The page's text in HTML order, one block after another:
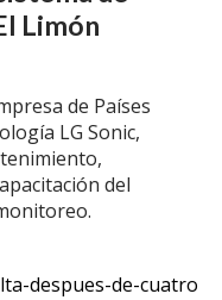
Limón
de Países
LG Sonic,
del